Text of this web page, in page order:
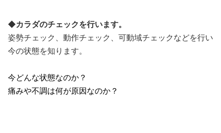
◆カラダのチェックを行います。
姿勢チェック、動作チェック、可動域チェックなどを行い
今の状態を知ります。
今どんな状態なのか？
痛みや不調は何が原因なのか？